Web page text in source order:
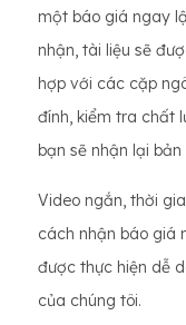
một báo giá ngay
nhận, tài liệu sẽ
hợp với các cặp
đính, kiểm tra chất
bạn sẽ nhận lại
Video ngắn, thời
cách nhận báo giá
được thực hiện dễ
của chúng tôi.